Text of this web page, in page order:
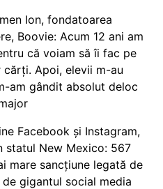
Ion, fondatoarea
Boovie: Acum 12 ani am
că voiam să îi fac pe
Apoi, elevii m-au
am gândit absolut deloc
Facebook și Instagram,
statul New Mexico: 567
mare sancțiune legată de
gigantul social media